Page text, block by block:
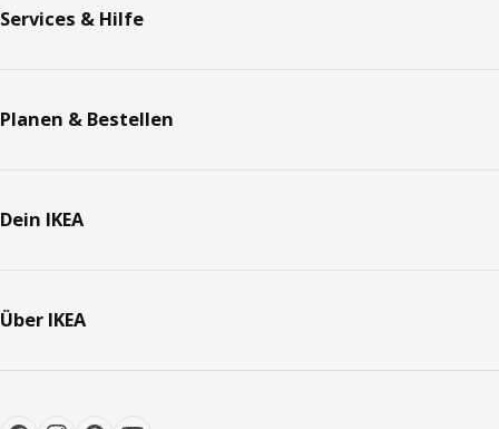
Services & Hilfe
Planen & Bestellen
Dein IKEA
Über IKEA